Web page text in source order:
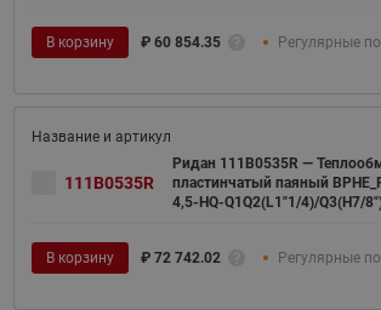
В корзину ₽ 60 854.35 Регулярные
111B0535R
Ридан 111B0535R —
пластинчатый паяный
4,5-HQ-Q1Q2(L1"1/4)/Q3(H7/
В корзину ₽ 72 742.02 Регулярные